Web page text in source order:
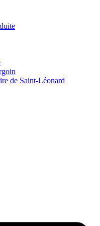
de Saint-Léonard